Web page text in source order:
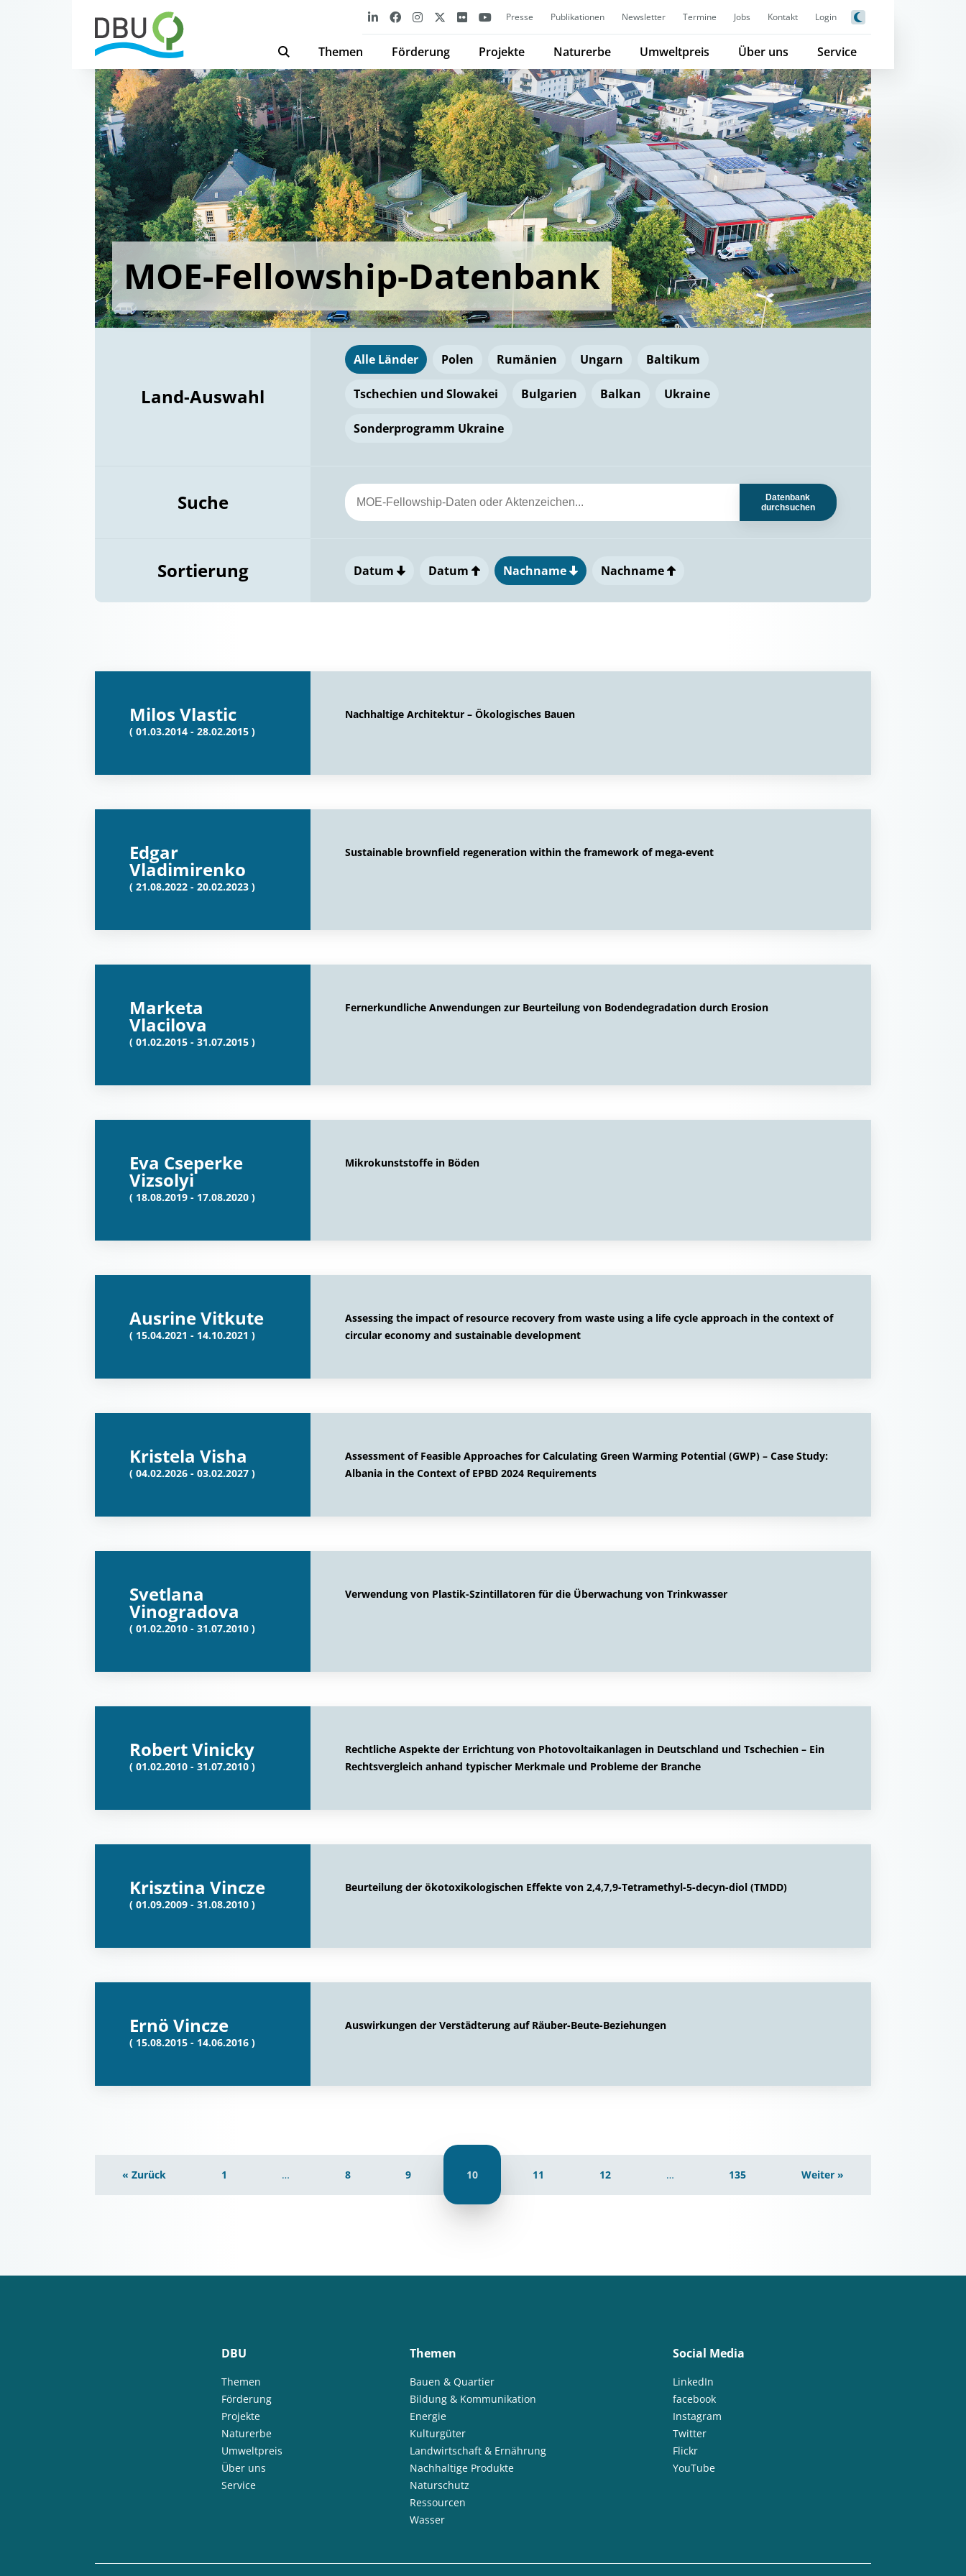
Presse Publikationen Newsletter Termine Jobs Kontakt Login
Themen Förderung Projekte Naturerbe Umweltpreis Über uns Service
MOE-Fellowship-Datenbank
Land-Auswahl
Alle Länder Polen Rumänien Ungarn Baltikum
Tschechien und Slowakei Bulgarien Balkan Ukraine
Sonderprogramm Ukraine
Suche
Datenbank
durchsuchen
Sortierung Datum Datum Nachname Nachname
Milos Vlastic
( 01.03.2014 - 28.02.2015 )
Nachhaltige Architektur – Ökologisches Bauen
Edgar
Vladimirenko
( 21.08.2022 - 20.02.2023 )
Sustainable brownfield regeneration within the framework of mega-event
Marketa
Vlacilova
( 01.02.2015 - 31.07.2015 )
Fernerkundliche Anwendungen zur Beurteilung von Bodendegradation durch Erosion
Eva Cseperke
Vizsolyi
( 18.08.2019 - 17.08.2020 )
Mikrokunststoffe in Böden
Ausrine Vitkute
( 15.04.2021 - 14.10.2021 )
Assessing the impact of resource recovery from waste using a life cycle approach in the context of
circular economy and sustainable development
Kristela Visha
( 04.02.2026 - 03.02.2027 )
Assessment of Feasible Approaches for Calculating Green Warming Potential (GWP) – Case Study:
Albania in the Context of EPBD 2024 Requirements
Svetlana
Vinogradova
( 01.02.2010 - 31.07.2010 )
Verwendung von Plastik-Szintillatoren für die Überwachung von Trinkwasser
Robert Vinicky
( 01.02.2010 - 31.07.2010 )
Rechtliche Aspekte der Errichtung von Photovoltaikanlagen in Deutschland und Tschechien – Ein
Rechtsvergleich anhand typischer Merkmale und Probleme der Branche
Krisztina Vincze
( 01.09.2009 - 31.08.2010 )
Beurteilung der ökotoxikologischen Effekte von 2,4,7,9-Tetramethyl-5-decyn-diol (TMDD)
Ernö Vincze
( 15.08.2015 - 14.06.2016 )
Auswirkungen der Verstädterung auf Räuber-Beute-Beziehungen
« Zurück 1 … 8 9 10 11 12 … 135 Weiter »
DBU
Themen
Förderung
Projekte
Naturerbe
Umweltpreis
Über uns
Service
Themen
Bauen & Quartier
Bildung & Kommunikation
Energie
Kulturgüter
Landwirtschaft & Ernährung
Nachhaltige Produkte
Naturschutz
Ressourcen
Wasser
Social Media
LinkedIn
facebook
Instagram
Twitter
Flickr
YouTube